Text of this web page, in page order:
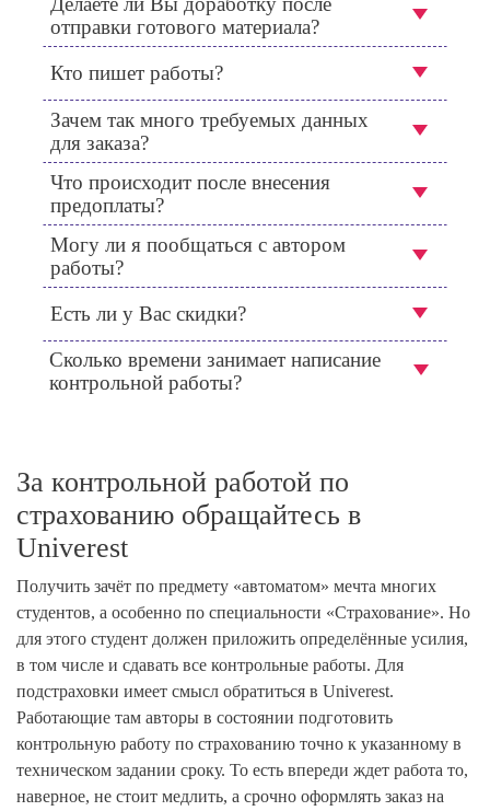
отправки готового материала?
Кто пишет работы?
Зачем так много требуемых данных
для заказа?
Что происходит после внесения
предоплаты?
Могу ли я пообщаться с автором
работы?
Есть ли у Вас скидки?
Сколько времени занимает написание
контрольной работы?
За контрольной работой по
страхованию обращайтесь в
Univerest
Получить зачёт по предмету «автоматом» мечта многих
студентов, а особенно по специальности «Страхование». Но
для этого студент должен приложить определённые усилия,
в том числе и сдавать все контрольные работы. Для
подстраховки имеет смысл обратиться в Univerest.
Работающие там авторы в состоянии подготовить
контрольную работу по страхованию точно к указанному в
техническом задании сроку. То есть впереди ждет работа то,
наверное, не стоит медлить, а срочно оформлять заказ на